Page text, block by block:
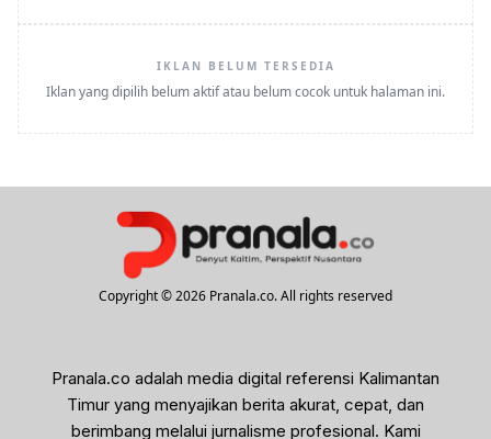
IKLAN BELUM TERSEDIA
Iklan yang dipilih belum aktif atau belum cocok untuk halaman ini.
Copyright © 2026 Pranala.co. All rights reserved
Pranala.co adalah media digital referensi Kalimantan
Timur yang menyajikan berita akurat, cepat, dan
berimbang melalui jurnalisme profesional. Kami